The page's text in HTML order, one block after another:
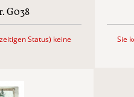
G038
Status) keine
Sie